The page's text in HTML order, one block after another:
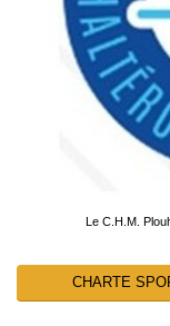
Le C.H.M.
CHARTE